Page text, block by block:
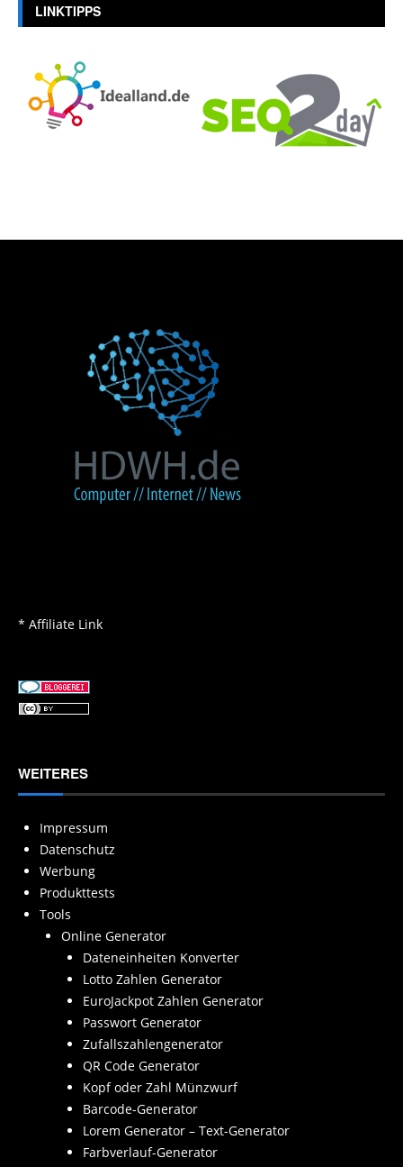
LINKTIPPS
* Affiliate Link
WEITERES
Impressum
Datenschutz
Werbung
Produkttests
Tools
Online Generator
Dateneinheiten Konverter
Lotto Zahlen Generator
EuroJackpot Zahlen Generator
Passwort Generator
Zufallszahlengenerator
QR Code Generator
Kopf oder Zahl Münzwurf
Barcode-Generator
Lorem Generator – Text-Generator
Farbverlauf-Generator